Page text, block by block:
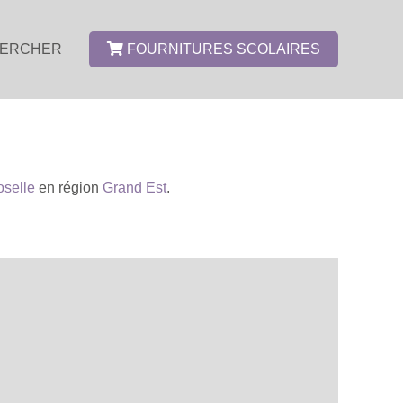
FOURNITURES SCOLAIRES
en région Grand Est.